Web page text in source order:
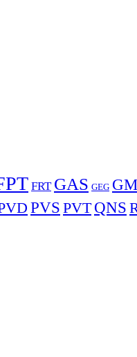
FRT GAS GEG
PVS PVT QNS